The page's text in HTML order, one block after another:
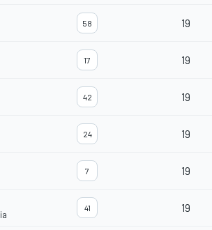
58 19
17 19
42 19
24 19
7 19
41 19